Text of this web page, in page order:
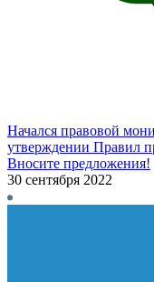
Начался правовой
утверждении Правил
Вносите предложения!
30 сентября 2022